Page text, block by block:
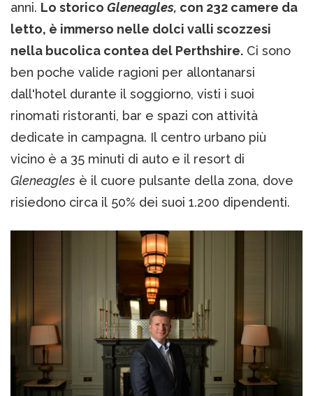
anni. Lo storico Gleneagles, con 232 camere da
letto, è immerso nelle dolci valli scozzesi
nella bucolica contea del Perthshire. Ci sono
ben poche valide ragioni per allontanarsi
dall'hotel durante il soggiorno, visti i suoi
rinomati ristoranti, bar e spazi con attività
dedicate in campagna. Il centro urbano più
vicino è a 35 minuti di auto e il resort di
Gleneagles è il cuore pulsante della zona, dove
risiedono circa il 50% dei suoi 1.200 dipendenti.